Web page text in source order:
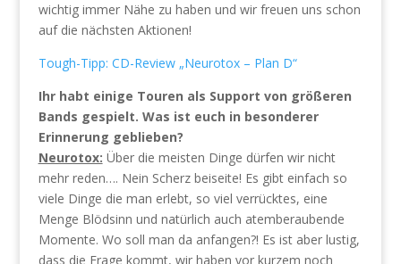
wichtig immer Nähe zu haben und wir freuen uns schon
auf die nächsten Aktionen!
Tough-Tipp: CD-Review „Neurotox – Plan D“
Ihr habt einige Touren als Support von größeren
Bands gespielt. Was ist euch in besonderer
Erinnerung geblieben?
Neurotox: Über die meisten Dinge dürfen wir nicht
mehr reden…. Nein Scherz beiseite! Es gibt einfach so
viele Dinge die man erlebt, so viel verrücktes, eine
Menge Blödsinn und natürlich auch atemberaubende
Momente. Wo soll man da anfangen?! Es ist aber lustig,
dass die Frage kommt, wir haben vor kurzem noch